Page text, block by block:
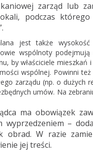
zarząd lub
podczas
jest także
wspólnoty
by właściciele
wspólnej. Powinni
zarządu (np. o
umów. Na
ma obowiązek
wyprzedzeniem –
obrad. W razie
jej treści.